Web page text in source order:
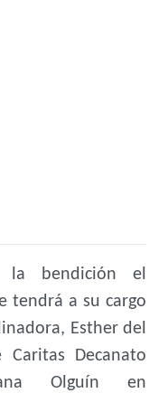
la bendición el
tendrá a su cargo
Esther del
Decanato
Olguín en